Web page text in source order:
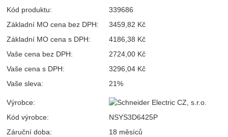
Kód produktu:
339686
Základní MO cena bez DPH:
3459,82 Kč
Základní MO cena s DPH:
4186,38 Kč
Vaše cena bez DPH:
2724,00 Kč
Vaše cena s DPH:
3296,04 Kč
Vaše sleva:
21%
Výrobce:
Kód výrobce:
NSYS3D6425P
Záruční doba:
18 měsíců